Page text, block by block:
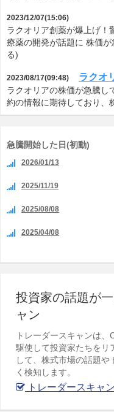
2023/12/07(15:06)
ラクオリア創薬が爆上げ！
療薬の開発が話題に 株価
る)
2023/08/17(09:48) ラクオ
ラクオリアの株価が急騰し
約の情報に期待しており、
急騰開始した日(初動)
2026/01/13
2025/11/19
2025/08/08
2025/04/08
投資家の話題が
ャン
トレーダースキャンは、
駆使して投資家たちをリ
して、株式市場の話題や
く検知します。
トレーダースキャ